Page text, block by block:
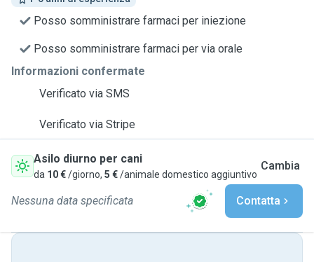
Posso somministrare farmaci per iniezione
Posso somministrare farmaci per via orale
Informazioni confermate
Verificato via SMS
Verificato via Stripe
Asilo diurno per cani
da 10 €/giorno, 5 €/animale domestico aggiuntivo
Cambia
Nessuna data specificata Contatta